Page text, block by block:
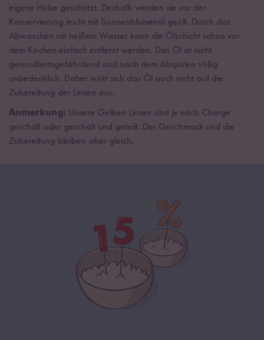
eigene Hülse geschützt. Deshalb werden sie vor der
Konservierung leicht mit Sonnenblumenöl geölt. Durch das
Abwaschen mit heißem Wasser kann die Ölschicht schon vor
dem Kochen einfach entfernt werden. Das Öl ist nicht
gesundheitsgefährdend und nach dem Abspülen völlig
unbedenklich. Daher wirkt sich das Öl auch nicht auf die
Zubereitung der Linsen aus.
Anmerkung: Unsere Gelben Linsen sind je nach Charge
geschält oder geschält und geteilt. Der Geschmack und die
Zubereitung bleiben aber gleich.